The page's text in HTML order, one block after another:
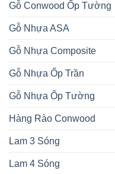
Gỗ Conwood Ốp Tường
Gỗ Nhựa ASA
Gỗ Nhựa Composite
Gỗ Nhựa Ốp Trần
Gỗ Nhựa Ốp Tường
Hàng Rào Conwood
Lam 3 Sóng
Lam 4 Sóng